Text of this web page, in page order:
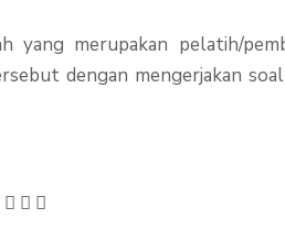
merupakan pelatih/
dengan mengerjakan